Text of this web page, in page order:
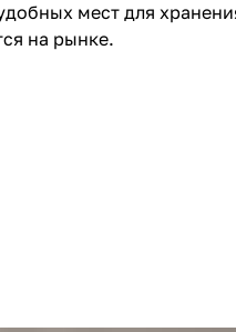
мест для
на рынке.